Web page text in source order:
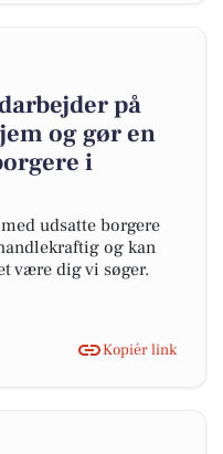
på
og gør en
i
udsatte borgere
og kan
være dig vi søger.
Kopiér link